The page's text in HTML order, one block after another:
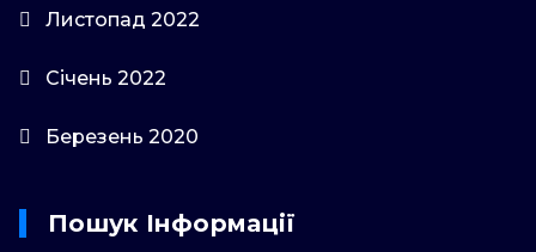
Листопад 2022
Січень 2022
Березень 2020
Пошук Інформації